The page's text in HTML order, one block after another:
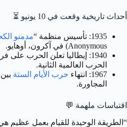
أحداث تاريخية وقعت في 10 يونيو ⏳
1935: تأسيس منظمة “ مدمنو
Anonymous) في آكرون، أوهايو.
1940: إيطاليا تعلن الحرب
الحرب العالمية الثانية.
1967: انتهاء
حرب الأيام الستة
المجاورة.
اقتباسات ملهمة 💬
“الطريقة الوحيدة للقيام بعمل عظيم